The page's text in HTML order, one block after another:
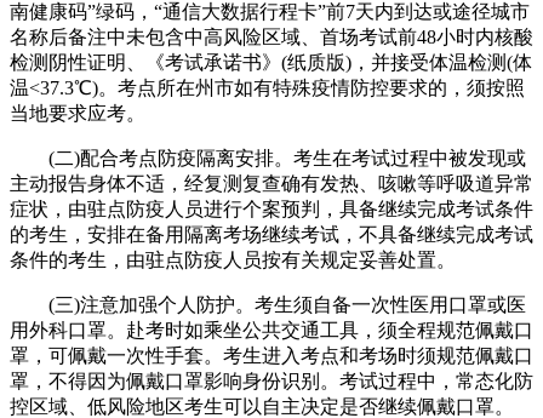
南健康码”绿码，“通信大数据行程卡”前7天内到达或途径城市
名称后备注中未包含中高风险区域、首场考试前48小时内核酸
检测阴性证明、《考试承诺书》(纸质版)，并接受体温检测(体
温<37.3℃)。考点所在州市如有特殊疫情防控要求的，须按照
当地要求应考。
(二)配合考点防疫隔离安排。考生在考试过程中被发现或
主动报告身体不适，经复测复查确有发热、咳嗽等呼吸道异常
症状，由驻点防疫人员进行个案预判，具备继续完成考试条件
的考生，安排在备用隔离考场继续考试，不具备继续完成考试
条件的考生，由驻点防疫人员按有关规定妥善处置。
(三)注意加强个人防护。考生须自备一次性医用口罩或医
用外科口罩。赴考时如乘坐公共交通工具，须全程规范佩戴口
罩，可佩戴一次性手套。考生进入考点和考场时须规范佩戴口
罩，不得因为佩戴口罩影响身份识别。考试过程中，常态化防
控区域、低风险地区考生可以自主决定是否继续佩戴口罩。